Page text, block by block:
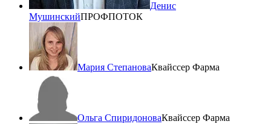
Денис
МушинскийПРОФПОТОК
Мария СтепановаКвайссер Фарма
Ольга СпиридоноваКвайссер Фарма